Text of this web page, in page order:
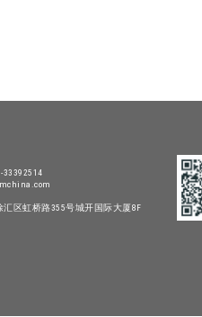
汇区虹桥路355号城开国际大厦8F